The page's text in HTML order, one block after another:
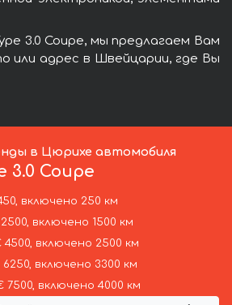
3.0 Coupe, мы предлагаем Вам
или адрес в Швейцарии, где Вы
в Цюрихе автомобиля
3.0 Coupe
включено 250 км
включено 1500 км
4500, включено 2500 км
включено 3300 км
7500, включено 4000 км